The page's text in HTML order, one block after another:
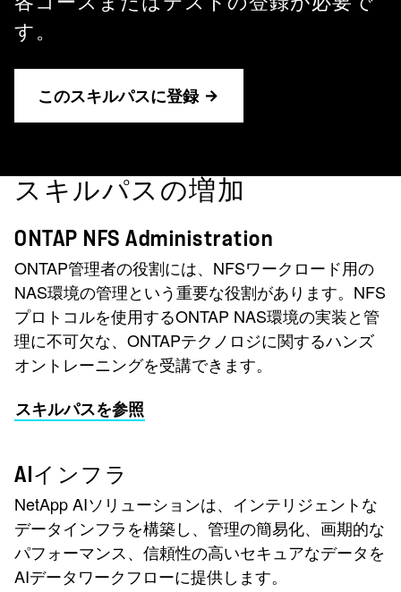
す。
このスキルパスに登録
スキルパスの増加
ONTAP NFS Administration
ONTAP管理者の役割には、NFSワークロード用の
NAS環境の管理という重要な役割があります。NFS
プロトコルを使用するONTAP NAS環境の実装と管
理に不可欠な、ONTAPテクノロジに関するハンズ
オントレーニングを受講できます。
スキルパスを参照
AIインフラ
NetApp AIソリューションは、インテリジェントな
データインフラを構築し、管理の簡易化、画期的な
パフォーマンス、信頼性の高いセキュアなデータを
AIデータワークフローに提供します。